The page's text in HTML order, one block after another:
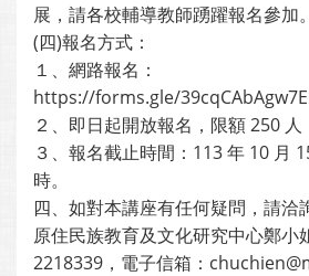
展，請各校輔導教師踴躍報名參加。
(四)報名方式：
１、網路報名：
https://forms.gle/
２、即日起開放報名，限額 250 人
３、報名截止時間：113 年 10 月
時。
四、如對本講座有任何疑問，請洽
原住民族教育及文化研究中心鄭小
2218339，電子信箱：